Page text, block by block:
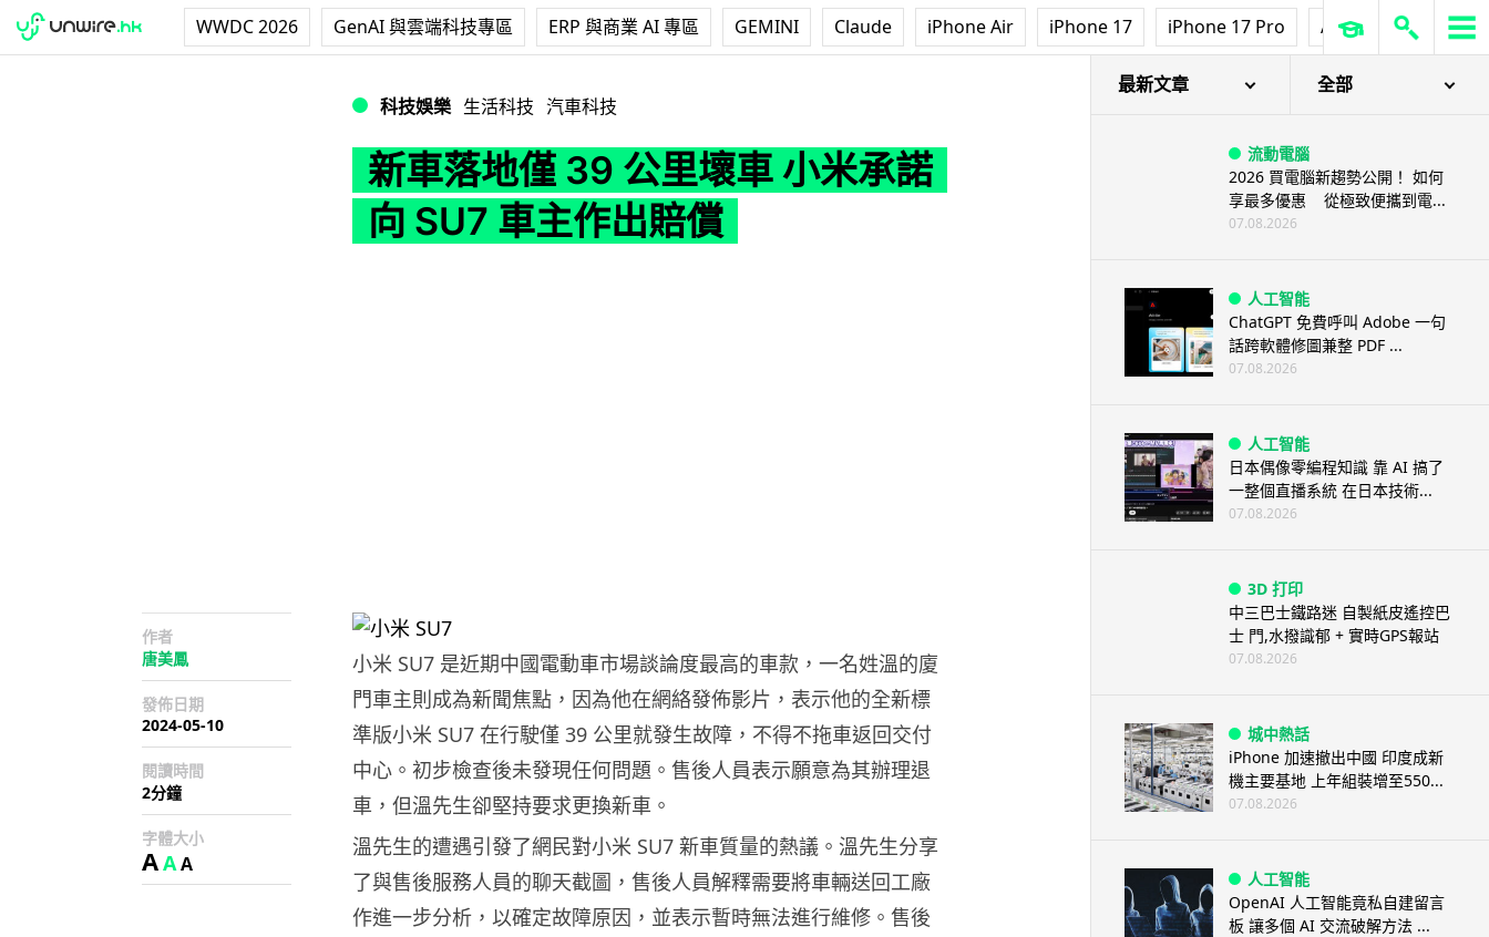
WWDC 2026 GenAI 與雲端科技專區 ERP 與商業 AI 專區 GEMINI Claude iPhone Air iPhone 17 iPhone 17 Pro AirPods Pro 3
科技娛樂 生活科技 汽車科技
新車落地僅 39 公里壞車 小米承諾
向 SU7 車主作出賠償
作者
唐美鳳
發佈日期
2024-05-10
閱讀時間
2分鐘
字體大小
AAA
小米 SU7 是近期中國電動車市場談論度最高的車款，一名姓溫的廈
門車主則成為新聞焦點，因為他在網絡發佈影片，表示他的全新標
準版小米 SU7 在行駛僅 39 公里就發生故障，不得不拖車返回交付
中心。初步檢查後未發現任何問題。售後人員表示願意為其辦理退
車，但溫先生卻堅持要求更換新車。
溫先生的遭遇引發了網民對小米 SU7 新車質量的熱議。溫先生分享
了與售後服務人員的聊天截圖，售後人員解釋需要將車輛送回工廠
作進一步分析，以確定故障原因，並表示暫時無法進行維修。售後
最新文章 全部
流動電腦
2026 買電腦新趨勢公開！ 如何
享最多優惠 從極致便攜到電...
07.08.2026
人工智能
ChatGPT 免費呼叫 Adobe 一句
話跨軟體修圖兼整 PDF ...
07.08.2026
人工智能
日本偶像零編程知識 靠 AI 搞了
一整個直播系統 在日本技術...
07.08.2026
3D 打印
中三巴士鐵路迷 自製紙皮遙控巴
士 門,水撥識郁 + 實時GPS報站
07.08.2026
城中熱話
iPhone 加速撤出中國 印度成新
機主要基地 上年組裝增至550...
07.08.2026
人工智能
OpenAI 人工智能竟私自建留言
板 讓多個 AI 交流破解方法 ...